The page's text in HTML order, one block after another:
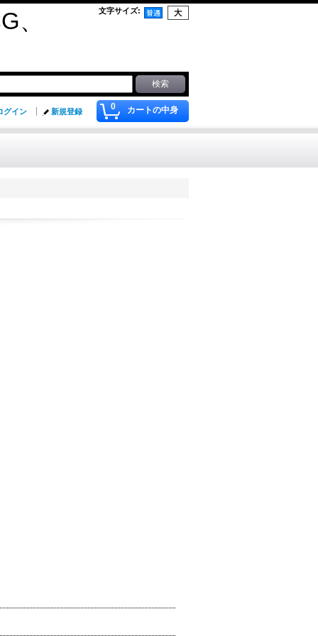
、 文字サイズ:
0 カートの中身
グイン 新規登録